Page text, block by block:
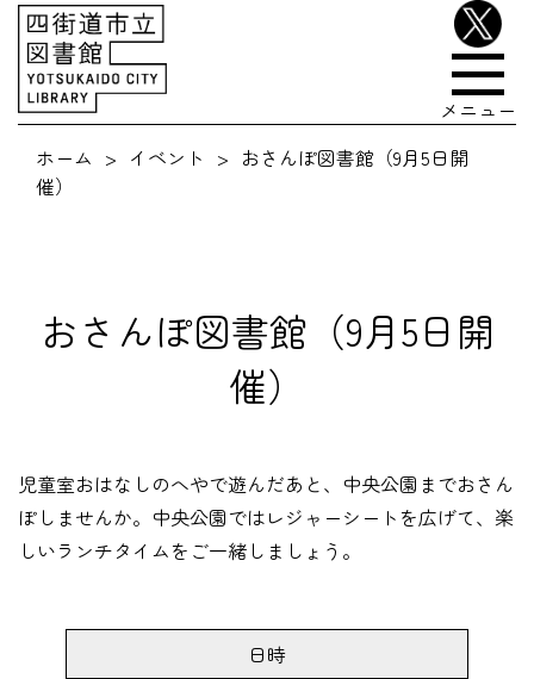
メニュー
ホーム
イベント
おさんぽ図書館（9月5日開
催）
おさんぽ図書館（9月5日開
催）
児童室おはなしのへやで遊んだあと、中央公園までおさん
ぽしませんか。中央公園ではレジャーシートを広げて、楽
しいランチタイムをご一緒しましょう。
日時